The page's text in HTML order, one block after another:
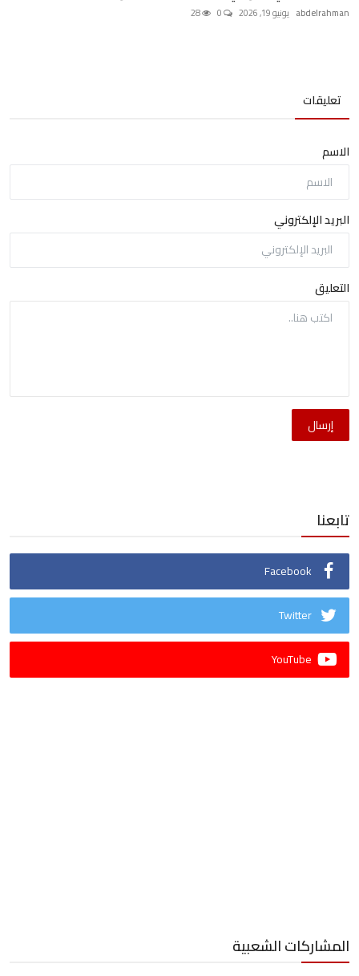
abdelrahman يونيو 19, 2026
تعليقات
الاسم
البريد الإلكتروني
التعليق
إرسال
تابعنا
Facebook
Twitter
YouTube
المشاركات الشعبية